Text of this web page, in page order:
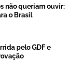
não queriam ouvir:
o Brasil
pelo GDF e